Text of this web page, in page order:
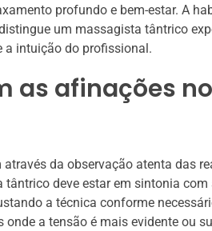
profundo e bem-estar. A
um massagista tântrico
a intuição do profissional.
as afinações
da observação atenta das
deve estar em sintonia com
a técnica conforme
onde a tensão é mais evidente ou